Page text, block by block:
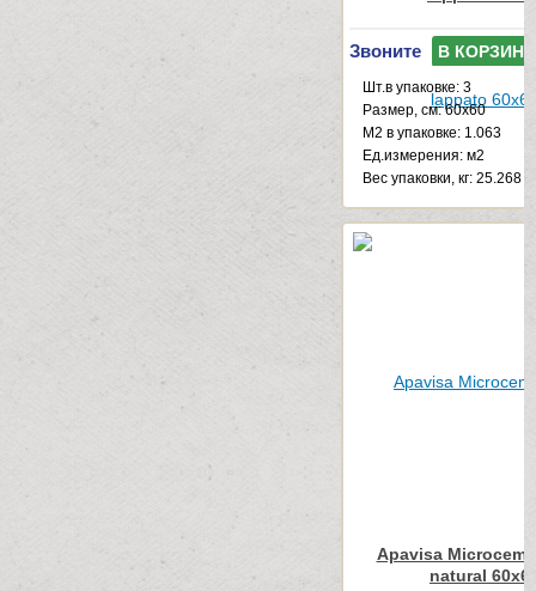
Звоните В КОРЗИНУ
Шт.в упаковке: 3
Размер, см: 60x60
М2 в упаковке: 1.063
Ед.измерения: м2
Веc упаковки, кг: 25.268
Apavisa
natural